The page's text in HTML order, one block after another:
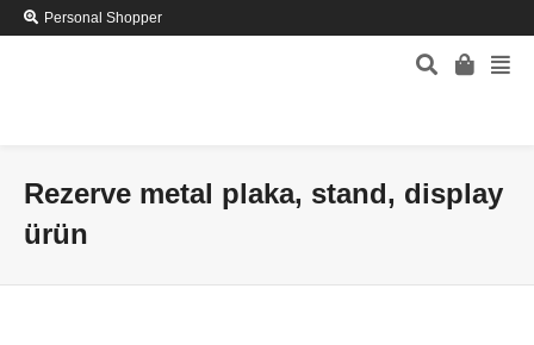
Personal Shopper
Rezerve metal plaka, stand, display
ürün